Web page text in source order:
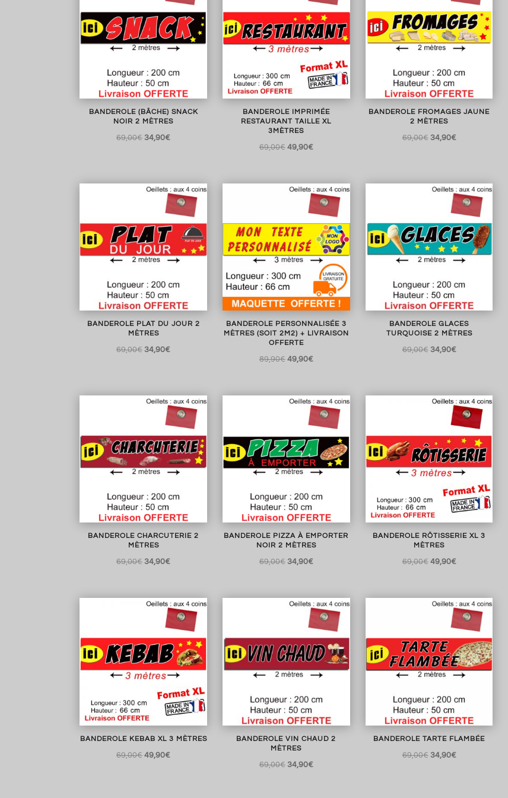
BANDEROLE (BÂCHE) SNACK
NOIR 2 MÈTRES
69,00€ Le
était :
69,00€.
34,90€Le
est :
34,90€.
BANDEROLE IMPRIMÉE
RESTAURANT TAILLE XL
3MÈTRES
69,00€ Le
était :
69,00€.
49,90€Le
est :
49,90€.
BANDEROLE FROMAGES JAUNE
2 MÈTRES
69,00€ Le
était :
69,00€.
34,90€Le
est :
34,90€.
BANDEROLE PLAT DU JOUR 2
MÈTRES
69,00€ Le
était :
69,00€.
34,90€Le
est :
34,90€.
BANDEROLE PERSONNALISÉE 3
MÈTRES (SOIT 2M2) + LIVRAISON
OFFERTE
89,90€ Le
était :
89,90€.
49,90€Le
est :
49,90€.
BANDEROLE GLACES
TURQUOISE 2 MÈTRES
69,00€ Le
était :
69,00€.
34,90€Le
est :
34,90€.
BANDEROLE CHARCUTERIE 2
MÈTRES
69,00€ Le
était :
69,00€.
34,90€Le
est :
34,90€.
BANDEROLE PIZZA À EMPORTER
NOIR 2 MÈTRES
69,00€ Le
était :
69,00€.
34,90€Le
est :
34,90€.
BANDEROLE RÔTISSERIE XL 3
MÈTRES
69,00€ Le
était :
69,00€.
49,90€Le
est :
49,90€.
BANDEROLE KEBAB XL 3 MÈTRES
69,00€ Le
49,90€
BANDEROLE VIN CHAUD 2
MÈTRES
69,00€ Le
34,90€Le
BANDEROLE TARTE FLAMBÉE
69,00€ Le
34,90€Le